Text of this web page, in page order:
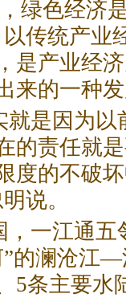
绿色经济
传统产业
是产业经
来的一种
就是因为
的责任就
度的不破
说。
一江通五
的澜沧江
5条主要水